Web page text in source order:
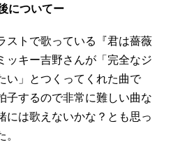
についてー
ストで歌っている『君は薔薇
ッキー吉野さんが「完全なジ
い」とつくってくれた曲で
子するので非常に難しい曲な
には歌えないかな？とも思っ